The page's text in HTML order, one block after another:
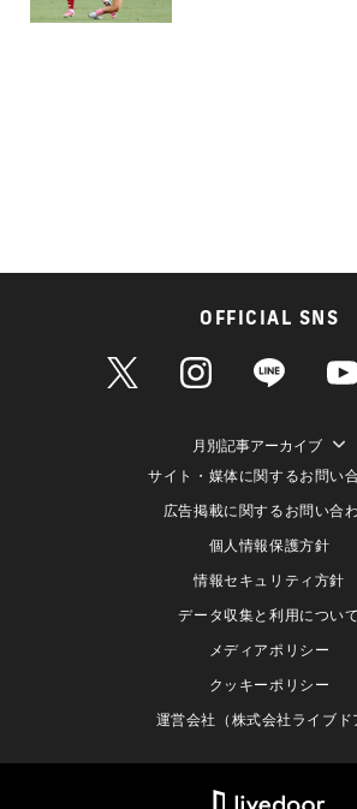
OFFICIAL SNS
月別記事アーカイブ
サイト・媒体に関するお問い
広告掲載に関するお問い合
個人情報保護方針
情報セキュリティ方針
データ収集と利用について
メディアポリシー
クッキーポリシー
運営会社（株式会社ライブド